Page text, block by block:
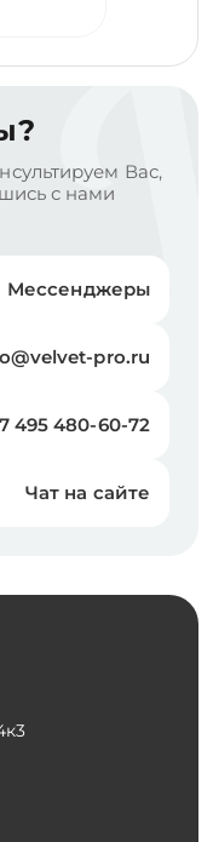
Вас,
с нами
Мессенджеры
pro.ru
495 480-60-72
Чат на сайте